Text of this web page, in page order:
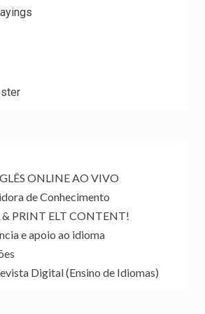
ONLINE AO VIVO
de Conhecimento
PRINT ELT CONTENT!
e apoio ao idioma
Digital (Ensino de Idiomas)